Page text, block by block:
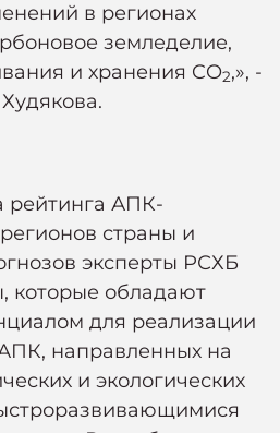
в регионах
земледелие,
и хранения CO2,», -
рейтинга АПК-
страны и
эксперты РСХБ
которые обладают
для реализации
направленных на
и экологических